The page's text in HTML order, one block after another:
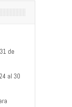
de
al 30